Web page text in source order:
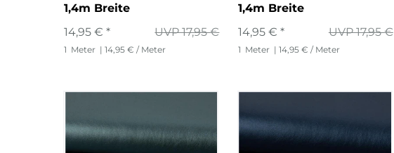
1,4m Breite
UVP 17,95 €
14,95 € *
1 Meter | 14,95 € / Meter
1,4m Breite
UVP 17,95 €
14,95 € *
1 Meter | 14,95 € / Meter